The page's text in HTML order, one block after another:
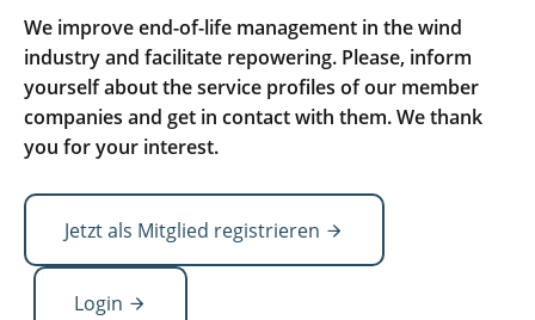
We improve end-of-life management in the wind
industry and facilitate repowering. Please, inform
yourself about the service profiles of our member
companies and get in contact with them. We thank
you for your interest.
Jetzt als Mitglied registrieren
Login